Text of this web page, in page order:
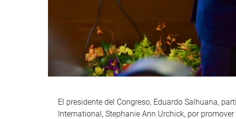
El presidente del Congreso, Eduardo Salhuana,
International, Stephanie Ann Urchick, por